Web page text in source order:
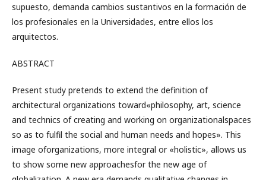
supuesto, demanda cambios sustantivos en la formación de
los profesionales en la Universidades, entre ellos los
arquitectos.
ABSTRACT
Present study pretends to extend the definition of
architectural organizations toward«philosophy, art, science
and technics of creating and working on organizationalspaces
so as to fulfil the social and human needs and hopes». This
image oforganizations, more integral or «holistic», allows us
to show some new approachesfor the new age of